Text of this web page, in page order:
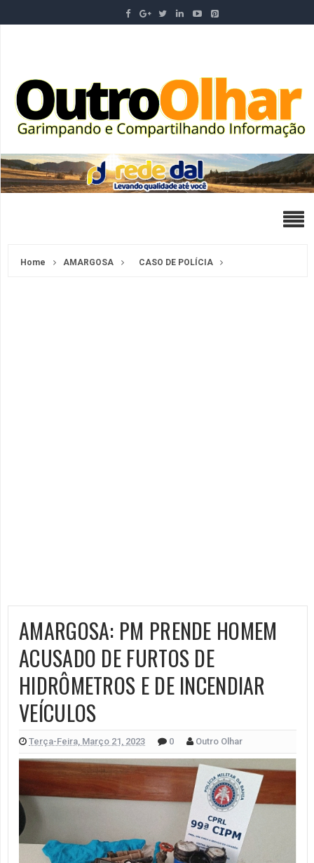
Home AMARGOSA CASO DE POLÍCIA
AMARGOSA: PM PRENDE HOMEM
ACUSADO DE FURTOS DE
HIDRÔMETROS E DE INCENDIAR
VEÍCULOS
Terça-Feira, Março 21, 2023 0 Outro Olhar